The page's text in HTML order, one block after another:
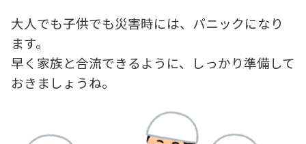
大人でも子供でも災害時には、パニックになり
ます。
早く家族と合流できるように、しっかり準備して
おきましょうね。